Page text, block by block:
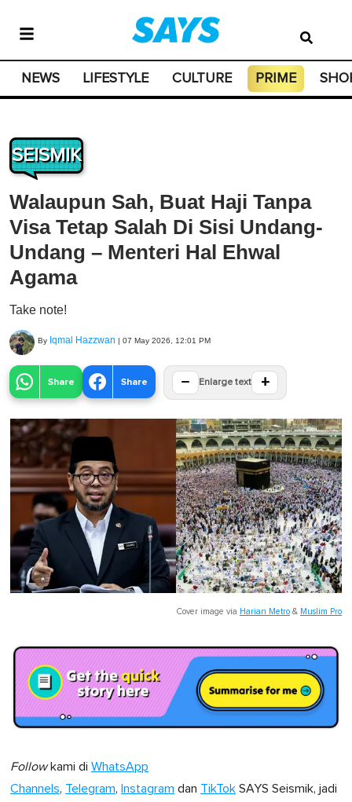
NEWS LIFESTYLE CULTURE PRIME
SEISMIK
Walaupun Sah, Buat Haji Tanpa
Visa Tetap Salah Di Sisi Undang-
Undang – Menteri Hal Ehwal
Agama
Take note!
By Iqmal Hazzwan | 07 May 2026, 12:01 PM
Share Share − Enlarge text +
Cover image via Harian Metro & Muslim Pro
Followkami di WhatsApp
Channels, Telegram, Instagram dan TikTok SAYS Seismik, jadi